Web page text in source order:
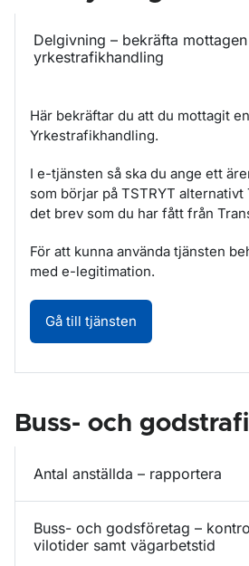
Delgivning – bekräfta mottagen
yrkestrafikhandling
Här bekräftar du att du mottagit en
Yrkestrafikhandling.
I e-tjänsten så ska du ange ett
som börjar på TSTRYT alternativt
det brev som du har fått från
För att kunna använda tjänsten
med e-legitimation.
Gå till tjänsten
Buss- och
Antal anställda – rapportera
Buss- och godsföretag –
vilotider samt vägarbetstid